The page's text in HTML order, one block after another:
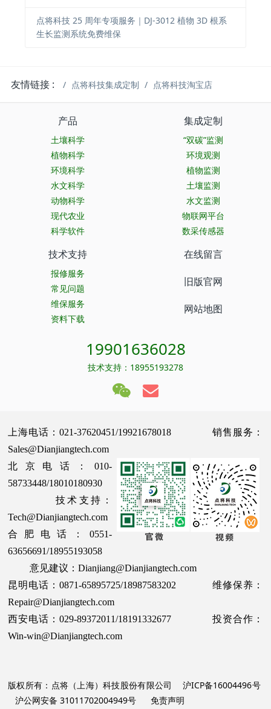
点将科技 25 周年专项服务｜DJ-3012 植物 3D 根系
生长监测系统免费维保
友情链接 : 点将科技集成定制 点将科技淘宝店
产品
土壤科学
植物科学
环境科学
水文科学
动物科学
现代农业
科学软件
集成定制
“双碳”监测
环境观测
植物监测
土壤监测
水文监测
物联网平台
数采传感器
技术支持
报修服务
常见问题
维保服务
资料下载
在线留言
旧版官网
网站地图
19901636028
技术支持：18955193278
上海电话：021-37620451/19921678018 销售服务：
Sales@Dianjiangtech.com
北京电话：010-
58733448/18010180930
技术支持：
Tech@Dianjiangtech.com
合肥电话：0551-
63656691/18955193058
意见建议：Dianjiang@Dianjiangtech.com
昆明电话：0871-65895725/18987583202 维修保养：
Repair@Dianjiangtech.com
西安电话：029-89372011/18191332677 投资合作：
Win-win@Dianjiangtech.com
版权所有：点将（上海）科技股份有限公司 沪ICP备16004496号
沪公网安备 31011702004949号
免责声明